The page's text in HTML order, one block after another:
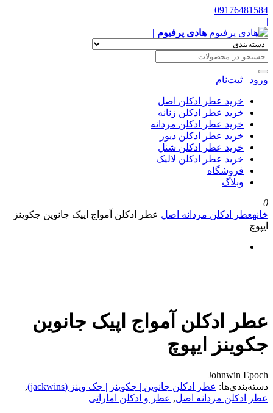
09176481584
|
هادی پرفیوم |
ورود | ثبت‌نام
خرید عطر ادکلن اصل
خرید عطر ادکلن زنانه
خرید عطر ادکلن مردانه
خرید عطر ادکلن دیور
خرید عطر ادکلن شنل
خرید عطر ادکلن لالیک
فروشگاه
وبلاگ
0
خانهعطر ادکلن مردانه اصل عطر ادکلن آمواج اپیک جانوین جکوینز
ایپوچ
عطر ادکلن آمواج اپیک جانوین
جکوینز ایپوچ
Johnwin Epoch
دسته‌بندی‌ها: عطر ادکلن جانوین | جکوینز | جک وینز (jackwins)
,
عطر ادکلن مردانه اصل, عطر و ادکلن اماراتی